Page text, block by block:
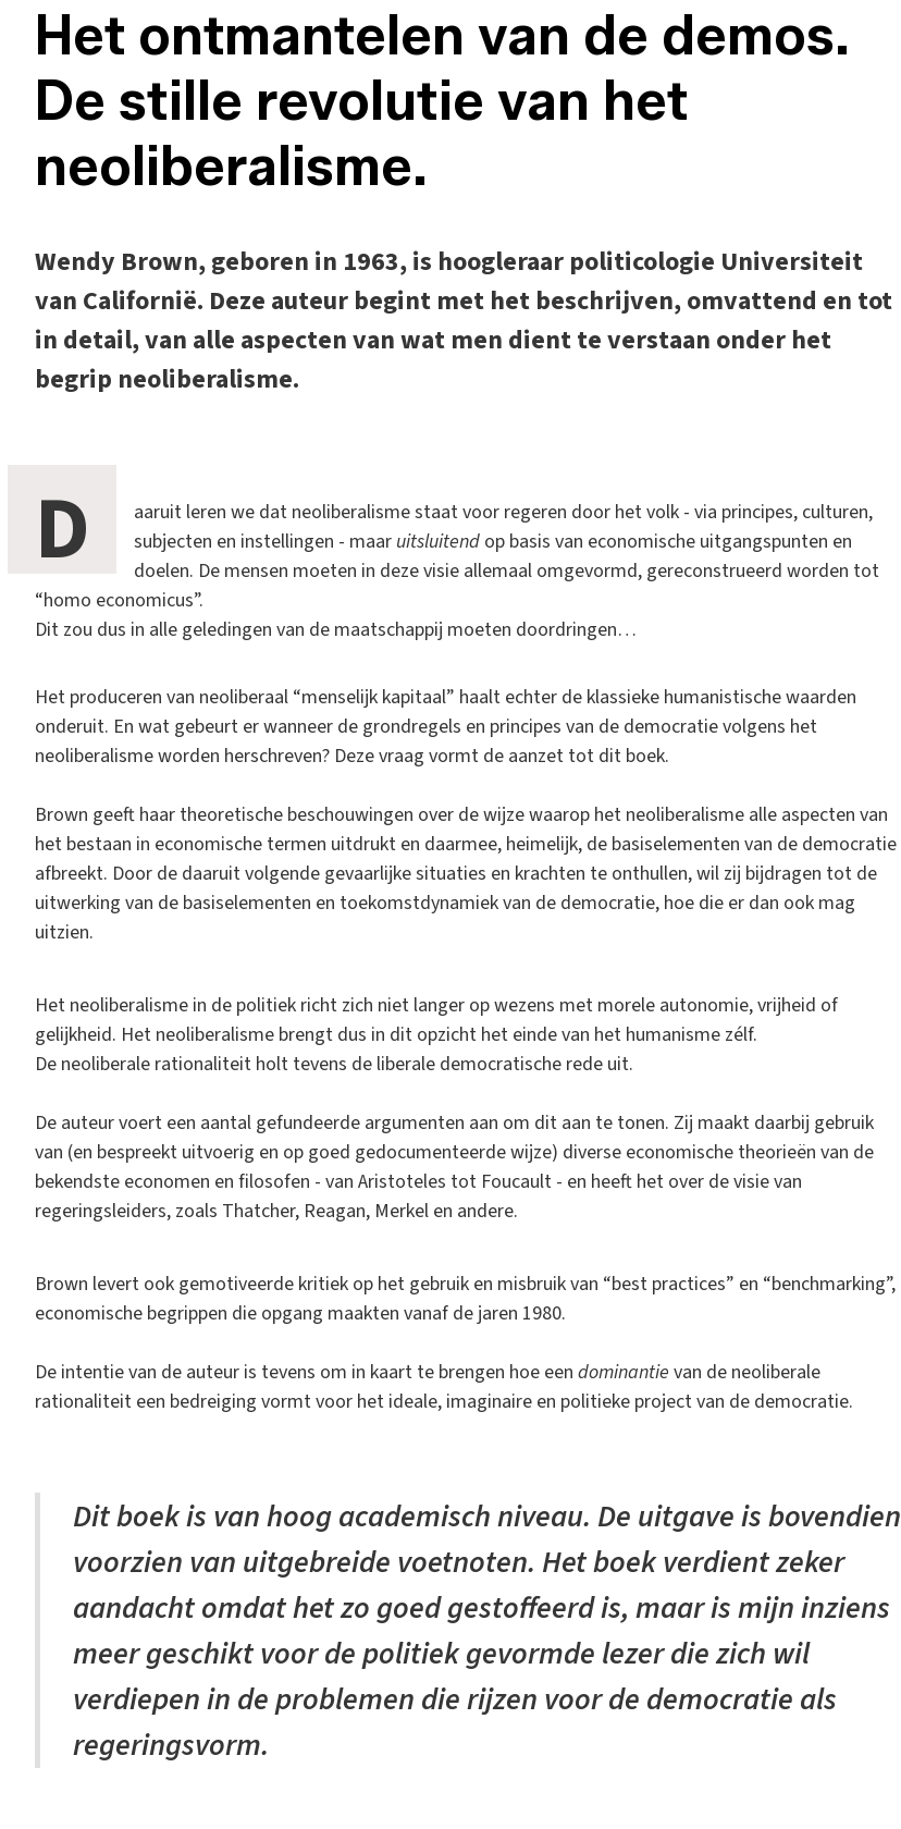
Het ontmantelen van de demos.
De stille revolutie van het
neoliberalisme.
Wendy Brown, geboren in 1963, is hoogleraar politicologie Universiteit
van Californië. Deze auteur begint met het beschrijven, omvattend en tot
in detail, van alle aspecten van wat men dient te verstaan onder het
begrip neoliberalisme.
D
aaruit leren we dat neoliberalisme staat voor regeren door het volk - via principes, culturen,
subjecten en instellingen - maar uitsluitend op basis van economische uitgangspunten en
doelen. De mensen moeten in deze visie allemaal omgevormd, gereconstrueerd worden tot
“homo economicus”.
Dit zou dus in alle geledingen van de maatschappij moeten doordringen…
Het produceren van neoliberaal “menselijk kapitaal” haalt echter de klassieke humanistische waarden
onderuit. En wat gebeurt er wanneer de grondregels en principes van de democratie volgens het
neoliberalisme worden herschreven? Deze vraag vormt de aanzet tot dit boek.
Brown geeft haar theoretische beschouwingen over de wijze waarop het neoliberalisme alle aspecten van
het bestaan in economische termen uitdrukt en daarmee, heimelijk, de basiselementen van de democratie
afbreekt. Door de daaruit volgende gevaarlijke situaties en krachten te onthullen, wil zij bijdragen tot de
uitwerking van de basiselementen en toekomstdynamiek van de democratie, hoe die er dan ook mag
uitzien.
Het neoliberalisme in de politiek richt zich niet langer op wezens met morele autonomie, vrijheid of
gelijkheid. Het neoliberalisme brengt dus in dit opzicht het einde van het humanisme zélf.
De neoliberale rationaliteit holt tevens de liberale democratische rede uit.
De auteur voert een aantal gefundeerde argumenten aan om dit aan te tonen. Zij maakt daarbij gebruik
van (en bespreekt uitvoerig en op goed gedocumenteerde wijze) diverse economische theorieën van de
bekendste economen en filosofen - van Aristoteles tot Foucault - en heeft het over de visie van
regeringsleiders, zoals Thatcher, Reagan, Merkel en andere.
Brown levert ook gemotiveerde kritiek op het gebruik en misbruik van “best practices” en “benchmarking”,
economische begrippen die opgang maakten vanaf de jaren 1980.
De intentie van de auteur is tevens om in kaart te brengen hoe een dominantie van de neoliberale
rationaliteit een bedreiging vormt voor het ideale, imaginaire en politieke project van de democratie.
Dit boek is van hoog academisch niveau. De uitgave is bovendien
voorzien van uitgebreide voetnoten. Het boek verdient zeker
aandacht omdat het zo goed gestoffeerd is, maar is mijn inziens
meer geschikt voor de politiek gevormde lezer die zich wil
verdiepen in de problemen die rijzen voor de democratie als
regeringsvorm.